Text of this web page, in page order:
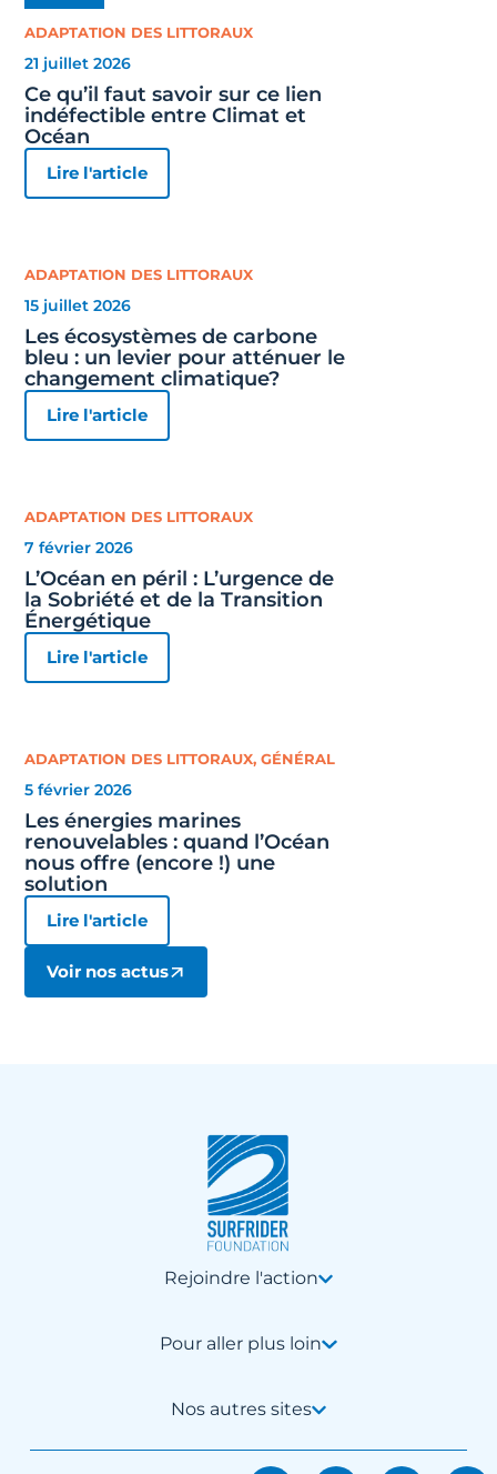
ADAPTATION DES LITTORAUX
21 juillet 2026
Ce qu’il faut savoir sur ce lien
indéfectible entre Climat et
Océan
Lire l'article
ADAPTATION DES LITTORAUX
15 juillet 2026
Les écosystèmes de carbone
bleu : un levier pour atténuer le
changement climatique?
Lire l'article
ADAPTATION DES LITTORAUX
7 février 2026
L’Océan en péril : L’urgence de
la Sobriété et de la Transition
Énergétique
Lire l'article
ADAPTATION DES LITTORAUX,GÉNÉRAL
5 février 2026
Les énergies marines
renouvelables : quand l’Océan
nous offre (encore !) une
solution
Lire l'article
Voir nos actus
Rejoindre l'action
Pour aller plus loin
Nos autres sites